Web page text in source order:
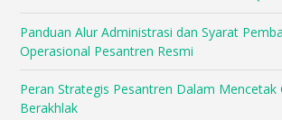
Panduan Alur Administrasi dan Syarat
Operasional Pesantren Resmi
Peran Strategis Pesantren Dalam Mencetak
Berakhlak